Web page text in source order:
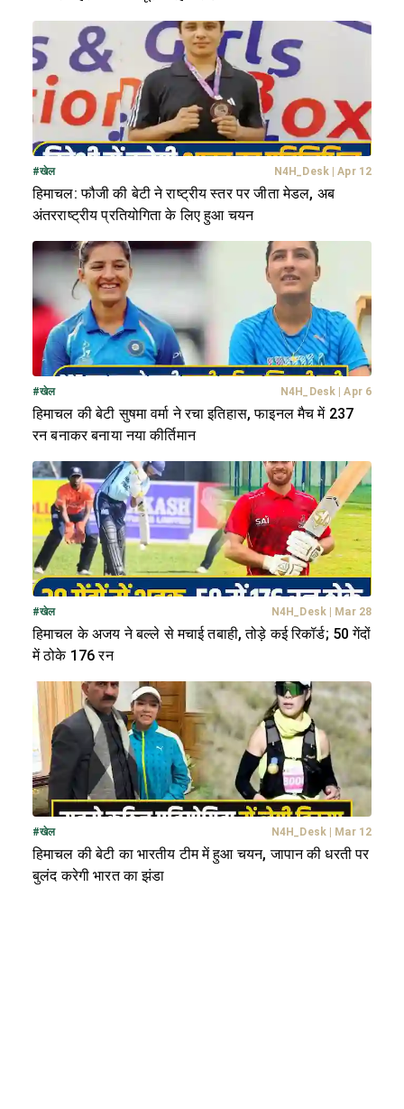
#खेल N4H_Desk| Apr 12
हिमाचल: फौजी की बेटी ने राष्ट्रीय स्तर पर जीता मेडल, अब
अंतरराष्ट्रीय प्रतियोगिता के लिए हुआ चयन
#खेल N4H_Desk Apr 6
हिमाचल की बेटी सुषमा वर्मा ने रचा इतिहास, फाइनल मैच में 237
रन बनाकर बनाया नया कीर्तिमान
#खेल N4H_Desk| Mar 28
हिमाचल के अजय ने बल्ले से मचाई तबाही, तोड़े कई रिकॉर्ड; 50 गेंदों
में ठोके 176 रन
#खेल N4H_Desk| Mar 12
हिमाचल की बेटी का भारतीय टीम में हुआ चयन, जापान की धरती पर
बुलंद करेगी भारत का झंडा